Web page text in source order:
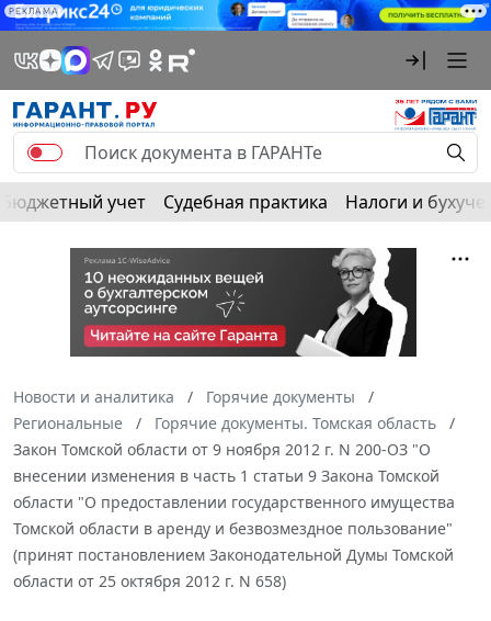
РЕКЛАМА
Бюджетный учет Судебная практика Налоги и
Новости и аналитика
Горячие документы
Региональные
Горячие документы. Томская область
Закон Томской области от 9 ноября 2012 г. N 200-ОЗ "О
внесении изменения в часть 1 статьи 9 Закона Томской
области "О предоставлении государственного имущества
Томской области в аренду и безвозмездное пользование"
(принят постановлением Законодательной Думы Томской
области от 25 октября 2012 г. N 658)